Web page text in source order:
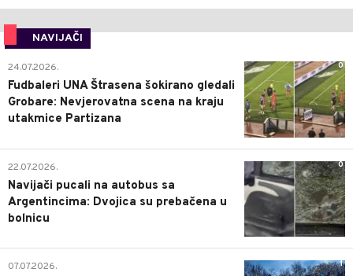
NAVIJAČI
0
24.07.2026.
Fudbaleri UNA Štrasena šokirano gledali
Grobare: Nevjerovatna scena na kraju
utakmice Partizana
0
22.07.2026.
Navijači pucali na autobus sa
Argentincima: Dvojica su prebačena u
bolnicu
1
07.07.2026.